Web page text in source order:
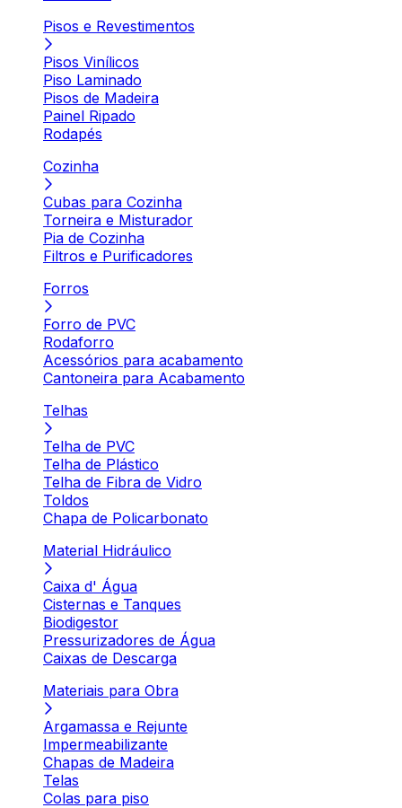
Pisos e Revestimentos
Pisos Vinílicos
Piso Laminado
Pisos de Madeira
Painel Ripado
Rodapés
Cozinha
Cubas para Cozinha
Torneira e Misturador
Pia de Cozinha
Filtros e Purificadores
Forros
Forro de PVC
Rodaforro
Acessórios para acabamento
Cantoneira para Acabamento
Telhas
Telha de PVC
Telha de Plástico
Telha de Fibra de Vidro
Toldos
Chapa de Policarbonato
Material Hidráulico
Caixa d' Água
Cisternas e Tanques
Biodigestor
Pressurizadores de Água
Caixas de Descarga
Materiais para Obra
Argamassa e Rejunte
Impermeabilizante
Chapas de Madeira
Telas
Colas para piso